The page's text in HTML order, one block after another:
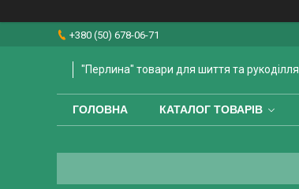
+380 (50) 678-06-71
"Перлина" товари для шиття та рукоділля
ГОЛОВНА КАТАЛОГ ТОВАРІВ